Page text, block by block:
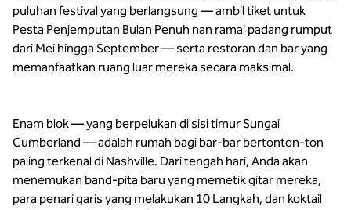
puluhan festival yang berlangsung — ambil tiket untuk
Pesta Penjemputan Bulan Penuh nan ramai padang rumput
dari Mei hingga September — serta restoran dan bar yang
memanfaatkan ruang luar mereka secara maksimal.
Enam blok — yang berpelukan di sisi timur Sungai
Cumberland — adalah rumah bagi bar-bar bertonton-ton
paling terkenal di Nashville. Dari tengah hari, Anda akan
menemukan band-pita baru yang memetik gitar mereka,
para penari garis yang melakukan 10 Langkah, dan koktail